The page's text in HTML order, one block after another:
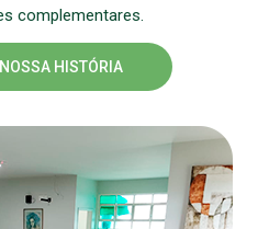
complementares.
HISTÓRIA